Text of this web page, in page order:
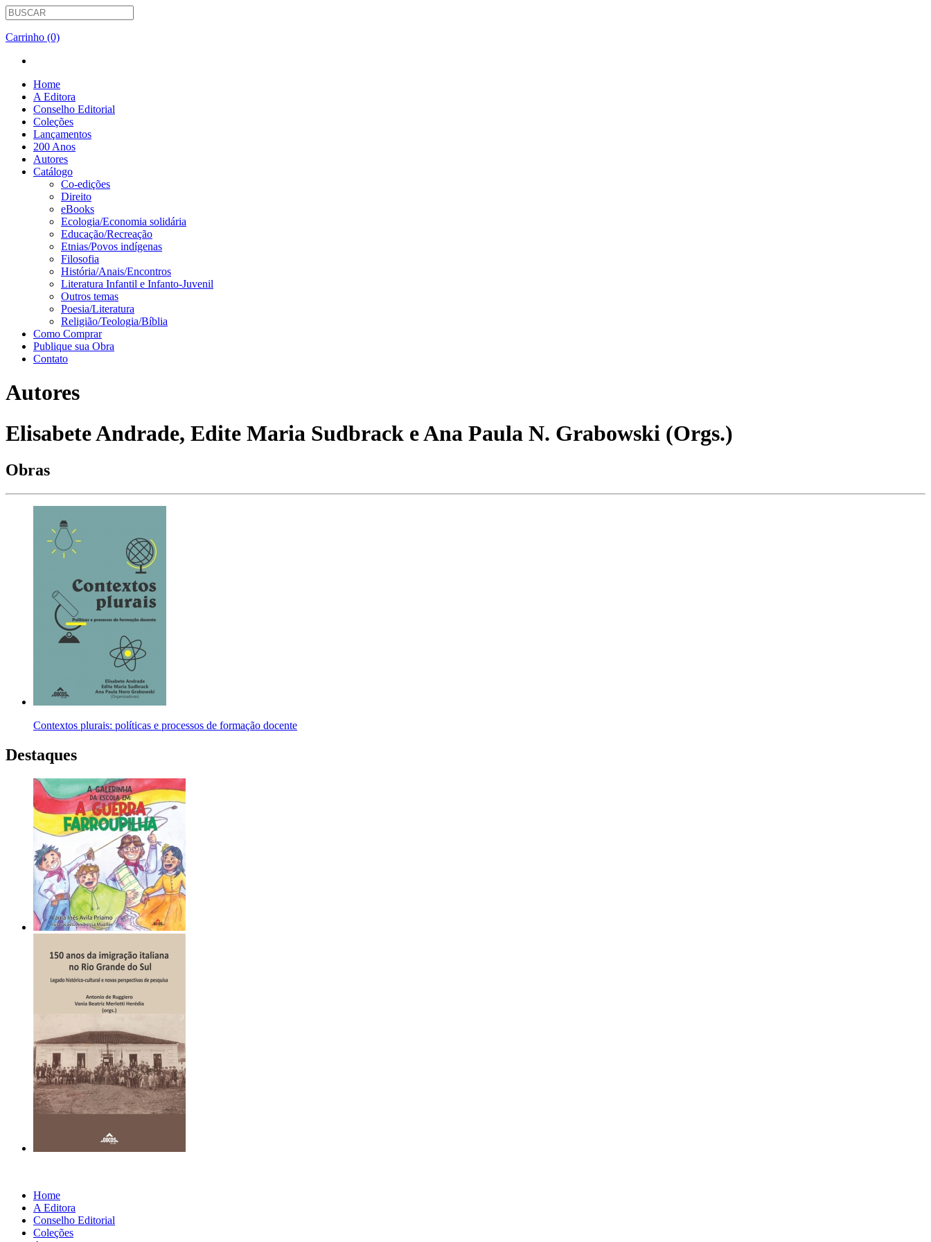
Carrinho (0)
Home
A Editora
Conselho Editorial
Coleções
Lançamentos
200 Anos
Autores
Catálogo
Co-edições
Direito
eBooks
Ecologia/Economia solidária
Educação/Recreação
Etnias/Povos indígenas
Filosofia
História/Anais/Encontros
Literatura Infantil e Infanto-Juvenil
Outros temas
Poesia/Literatura
Religião/Teologia/Bíblia
Como Comprar
Publique sua Obra
Contato
Autores
Elisabete Andrade, Edite Maria Sudbrack e Ana Paula N. Grabowski (Orgs.)
Obras
Contextos plurais: políticas e processos de formação docente
Destaques
Home
A Editora
Conselho Editorial
Coleções